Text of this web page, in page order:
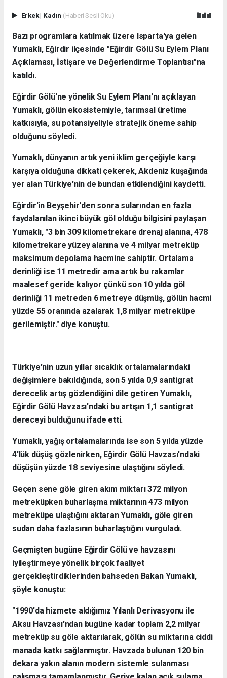
Erkek| Kadın (Haberi Sesli Oku)
Bazı programlara katılmak üzere Isparta'ya gelen
Yumaklı, Eğirdir ilçesinde "Eğirdir Gölü Su Eylem Planı
Açıklaması, İstişare ve Değerlendirme Toplantısı"na
katıldı.
Eğirdir Gölü'ne yönelik Su Eylem Planı'nı açıklayan
Yumaklı, gölün ekosistemiyle, tarımsal üretime
katkısıyla, su potansiyeliyle stratejik öneme sahip
olduğunu söyledi.
Yumaklı, dünyanın artık yeni iklim gerçeğiyle karşı
karşıya olduğuna dikkati çekerek, Akdeniz kuşağında
yer alan Türkiye'nin de bundan etkilendiğini kaydetti.
Eğirdir'in Beyşehir'den sonra sularından en fazla
faydalanılan ikinci büyük göl olduğu bilgisini paylaşan
Yumaklı, "3 bin 309 kilometrekare drenaj alanına, 478
kilometrekare yüzey alanına ve 4 milyar metreküp
maksimum depolama hacmine sahiptir. Ortalama
derinliği ise 11 metredir ama artık bu rakamlar
maalesef geride kalıyor çünkü son 10 yılda göl
derinliği 11 metreden 6 metreye düşmüş, gölün hacmi
yüzde 55 oranında azalarak 1,8 milyar metreküpe
gerilemiştir." diye konuştu.
Türkiye'nin uzun yıllar sıcaklık ortalamalarındaki
değişimlere bakıldığında, son 5 yılda 0,9 santigrat
derecelik artış gözlendiğini dile getiren Yumaklı,
Eğirdir Gölü Havzası'ndaki bu artışın 1,1 santigrat
dereceyi bulduğunu ifade etti.
Yumaklı, yağış ortalamalarında ise son 5 yılda yüzde
4'lük düşüş gözlenirken, Eğirdir Gölü Havzası'ndaki
düşüşün yüzde 18 seviyesine ulaştığını söyledi.
Geçen sene göle giren akım miktarı 372 milyon
metreküpken buharlaşma miktarının 473 milyon
metreküpe ulaştığını aktaran Yumaklı, göle giren
sudan daha fazlasının buharlaştığını vurguladı.
Geçmişten bugüne Eğirdir Gölü ve havzasını
iyileştirmeye yönelik birçok faaliyet
gerçekleştirdiklerinden bahseden Bakan Yumaklı,
şöyle konuştu:
"1990'da hizmete aldığımız Yılanlı Derivasyonu ile
Aksu Havzası'ndan bugüne kadar toplam 2,2 milyar
metreküp su göle aktarılarak, gölün su miktarına ciddi
manada katkı sağlanmıştır. Havzada bulunan 120 bin
dekara yakın alanın modern sistemle sulanması